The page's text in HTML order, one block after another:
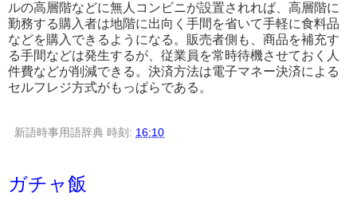
ルの高層階などに無人コンビニが設置されれば、高層階に
勤務する購入者は地階に出向く手間を省いて手軽に食料品
などを購入できるようになる。販売者側も、商品を補充す
る手間などは発生するが、従業員を常時待機させておく人
件費などが削減できる。決済方法は電子マネー決済による
セルフレジ方式がもっぱらである。
新語時事用語辞典 時刻: 16:10
ガチャ飯